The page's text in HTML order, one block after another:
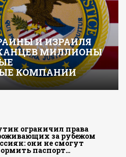
И ИЗРАИЛЯ
МИЛЛИОНЫ
КОМПАНИИ
ограничил права
за рубежом
они не смогут
паспорт…